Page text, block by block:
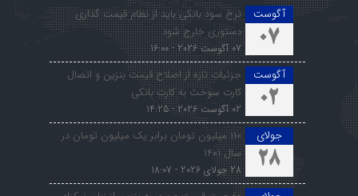
آگوست
07
نرخ سود بانکی باید از نظام قیمت گذاری
دستوری خارج شود
07 آگوست 2026 - 16:00
آگوست
02
جزئیات تازه از اصلاح قیمت بنزین و اتصال
کارت سوخت به کارت بانکی
02 آگوست 2026 - 14:25
جولای
28
۱۱۰ میلیون تومان برابر یک میلیون تومان در
سال ۱۴۰۱
28 جولای 2026 - 18:07